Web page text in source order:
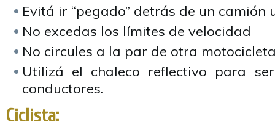
Evitá ir “pegado” detrás de un camión
No excedas los límites de velocidad
No circules a la par de otra
Utilizá el chaleco reflectivo para
conductores.
Ciclista: